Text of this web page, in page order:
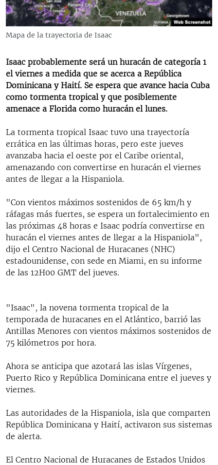
RADIO MARTÍ
ESPECIALES
LA REALIDAD DE LA VIVIENDA EN CUBA
SER VIEJO EN CUBA
KENTU-CUBANO
LOS SANTOS DE HIALEAH
DESINFORMACIÓN RUSA EN AMÉRICA LATINA
LA INVASIÓN DE RUSIA A UCRANIA
EDITORIALES
SÍGUENOS
Mapa de la trayectoria de Isaac
Isaac probablemente será un huracán de categoría 1
el viernes a medida que se acerca a República
Dominicana y Haití. Se espera que avance hacia Cuba
como tormenta tropical y que posiblemente
amenace a Florida como huracán el lunes.
La tormenta tropical Isaac tuvo una trayectoría
errática en las últimas horas, pero este jueves
avanzaba hacia el oeste por el Caribe oriental,
amenazando con convertirse en huracán el viernes
antes de llegar a la Hispaniola.
"Con vientos máximos sostenidos de 65 km/h y
ráfagas más fuertes, se espera un fortalecimiento en
las próximas 48 horas e Isaac podría convertirse en
huracán el viernes antes de llegar a la Hispaniola",
dijo el Centro Nacional de Huracanes (NHC)
estadounidense, con sede en Miami, en su informe
de las 12H00 GMT del jueves.
"Isaac", la novena tormenta tropical de la
temporada de huracanes en el Atlántico, barrió las
Antillas Menores con vientos máximos sostenidos de
75 kilómetros por hora.
Ahora se anticipa que azotará las islas Vírgenes,
Puerto Rico y República Dominicana entre el jueves y
viernes.
Las autoridades de la Hispaniola, isla que comparten
República Dominicana y Haití, activaron sus sistemas
de alerta.
El Centro Nacional de Huracanes de Estados Unidos